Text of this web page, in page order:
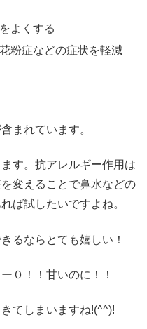
よくする
粉症などの症状を軽減
まれています。
す。抗アレルギー作用は
変えることで鼻水などの
ば試したいですよね。
るならとても嬉しい！
０！！甘いのに！！
てしまいますね!(^^)!